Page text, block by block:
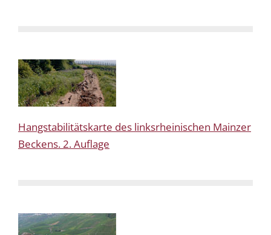
Hangstabilitätskarte des linksrheinischen Mainzer
Beckens. 2. Auflage